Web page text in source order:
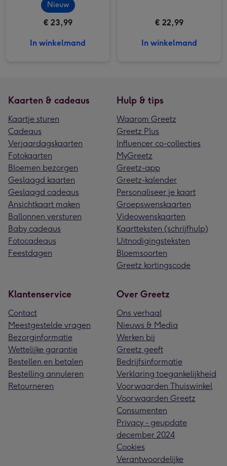
Nieuw
€ 23,99
In winkelmand
€ 22,99
In winkelmand
Kaarten & cadeaus
Kaartje sturen
Cadeaus
Verjaardagskaarten
Fotokaarten
Bloemen bezorgen
Geslaagd kaarten
Geslaagd cadeaus
Ansichtkaart maken
Ballonnen versturen
Baby cadeaus
Fotocadeaus
Feestdagen
Hulp & tips
Waarom Greetz
Greetz Plus
Influencer co-collecties
MyGreetz
Greetz-app
Greetz-kalender
Personaliseer je kaart
Groepswenskaarten
Videowenskaarten
Kaartteksten (schrijfhulp)
Uitnodigingsteksten
Bloemsoorten
Greetz kortingscode
Klantenservice
Contact
Meestgestelde vragen
Bezorginformatie
Wettelijke garantie
Bestellen en betalen
Bestelling annuleren
Retourneren
Over Greetz
Ons verhaal
Nieuws & Media
Werken bij
Greetz geeft
Bedrijfsinformatie
Verklaring toegankelijkheid
Voorwaarden Thuiswinkel
Voorwaarden Greetz
Consumenten
Privacy - geupdate
december 2024
Cookies
Verantwoordelijke